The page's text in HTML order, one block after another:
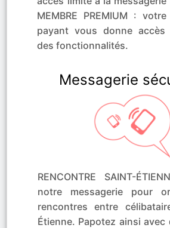
MEMBRE PREMIUM :
payant vous donne accès
des fonctionnalités.
Messagerie
RENCONTRE SAINT-
notre messagerie pour
rencontres entre
Étienne. Papotez ainsi avec